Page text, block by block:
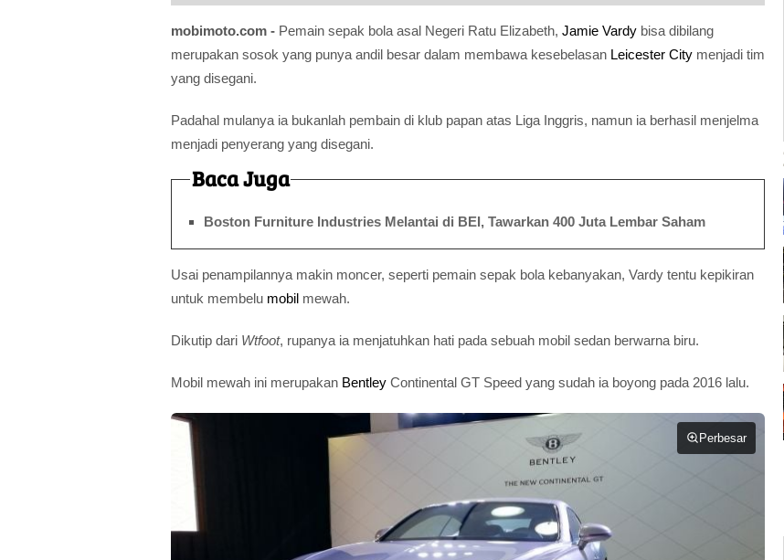
mobimoto.com - Pemain sepak bola asal Negeri Ratu Elizabeth, Jamie Vardy bisa dibilang
merupakan sosok yang punya andil besar dalam membawa kesebelasan Leicester City menjadi tim
yang disegani.
Padahal mulanya ia bukanlah pembain di klub papan atas Liga Inggris, namun ia berhasil menjelma
menjadi penyerang yang disegani.
Baca Juga
Boston Furniture Industries Melantai di BEI, Tawarkan 400 Juta Lembar Saham
Usai penampilannya makin moncer, seperti pemain sepak bola kebanyakan, Vardy tentu kepikiran
untuk membelu mobil mewah.
Dikutip dari Wtfoot, rupanya ia menjatuhkan hati pada sebuah mobil sedan berwarna biru.
Mobil mewah ini merupakan Bentley Continental GT Speed yang sudah ia boyong pada 2016 lalu.
Perbesar